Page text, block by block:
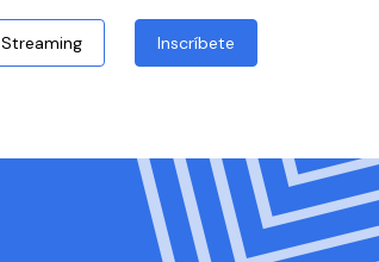
Streaming Inscríbete